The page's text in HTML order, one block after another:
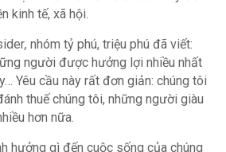
kinh tế, xã hội.
,nhóm tỷ phú, triệu phú đã viết:
người được hưởng lợi nhiều nhất
Yêu cầu này rất đơn giản: chúng tôi
thuế chúng tôi, những người giàu
hơn nữa.
hưởng gì đến cuộc sống của chúng